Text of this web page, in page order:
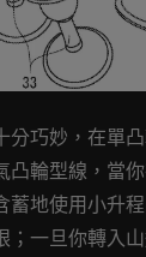
分巧妙，在單
凸輪型線，當
蓄地使用小升
；一旦你轉入